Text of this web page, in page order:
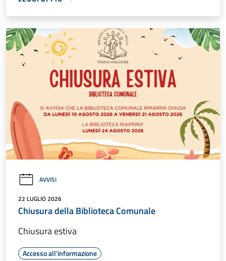
AVVISI
22 LUGLIO 2026
Chiusura della Biblioteca Comunale
Chiusura estiva
Accesso all'informazione